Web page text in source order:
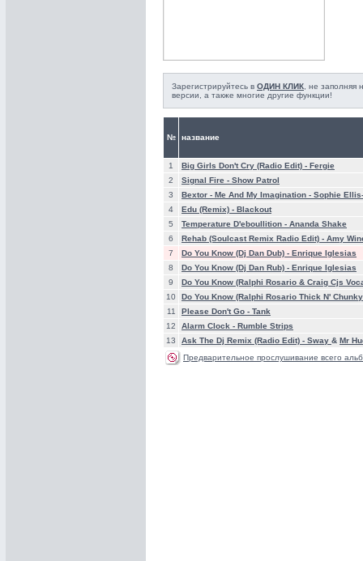
Зарегистрируйтесь в ОДИН КЛИК , не
версии, а также многие другие функции!
№ название
1 Big Girls Don't Cry (Radio Edit) - Fergie
2
Signal Fire - Show Patrol
3
Bextor - Me And My Imagination - Sophie
4
Edu (Remix) - Blackout
5
Temperature D'eboullition - Ananda Shake
6
Rehab (Soulcast Remix Radio Edit) - Amy
7
Do You Know (Dj Dan Dub) - Enrique Iglesias
8
Do You Know (Dj Dan Rub) - Enrique Iglesias
9
Do You Know (Ralphi Rosario & Craig Cjs
10
Do You Know (Ralphi Rosario Thick N'
11
Please Don't Go - Tank
12
Alarm Clock - Rumble Strips
13
Ask The Dj Remix (Radio Edit) - Sway & Mr
Предварительное прослушивание всего